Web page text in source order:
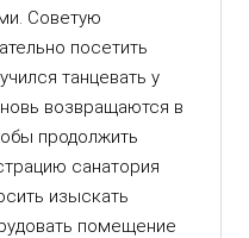
Советую
посетить
танцевать у
возвращаются в
продолжить
санатория
изыскать
помещение